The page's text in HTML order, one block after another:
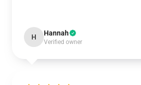
H Hannah
Verified owner